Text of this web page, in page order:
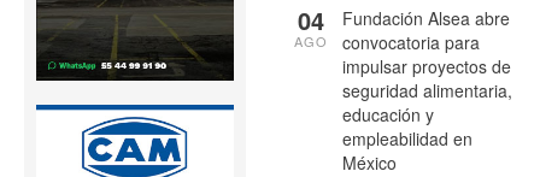
Fundación Alsea abre
convocatoria para
impulsar proyectos de
seguridad alimentaria,
educación y
empleabilidad en
México
04
AGO